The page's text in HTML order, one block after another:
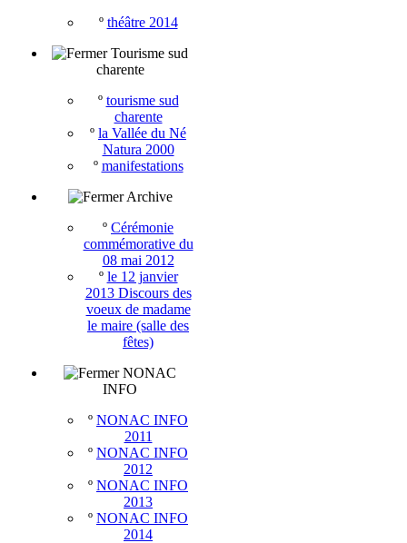
º théâtre 2014
Tourisme sud
charente
º tourisme sud
charente
º la Vallée du Né
Natura 2000
º manifestations
Archive
º Cérémonie
commémorative du
08 mai 2012
º le 12 janvier
2013 Discours des
voeux de madame
le maire (salle des
fêtes)
NONAC
INFO
º NONAC INFO
2011
º NONAC INFO
2012
º NONAC INFO
2013
º NONAC INFO
2014